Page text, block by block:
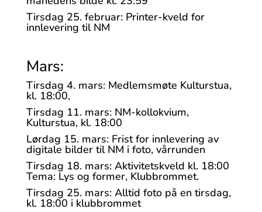
Tirsdag 25. februar: Printer-kveld for
innlevering til NM
Mars:
Tirsdag 4. mars: Medlemsmøte Kulturstua,
kl. 18:00,
Tirsdag 11. mars: NM-kollokvium,
Kulturstua, kl. 18:00
Lørdag 15. mars: Frist for innlevering av
digitale bilder til NM i foto, vårrunden
Tirsdag 18. mars: Aktivitetskveld kl. 18:00
Tema: Lys og former, Klubbrommet.
Tirsdag 25. mars: Alltid foto på en tirsdag,
kl. 18:00 i klubbrommet